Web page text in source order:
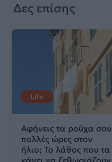
Δες επίσης
Life
Αφήνεις τα ρούχα σου
πολλές ώρες στον
ήλιο; Το λάθος που τα